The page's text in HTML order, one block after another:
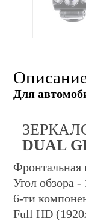
Для
DUAL
Фронтальная
Угол обзора -
6-ти
Full HD